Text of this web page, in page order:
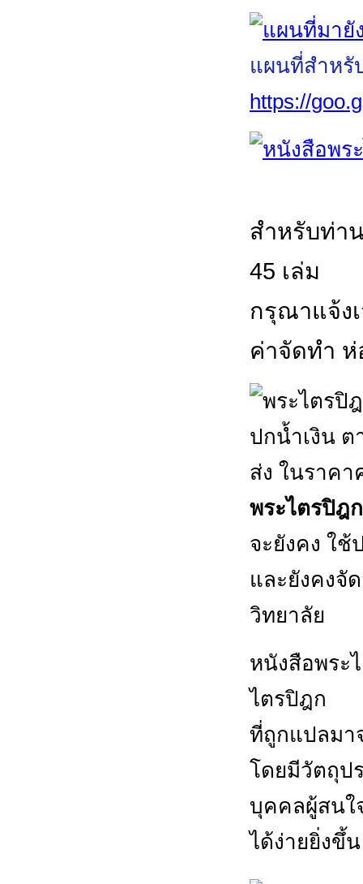
แผนที่สำหรั
https://
สำหรับท่า
45 เล่ม
กรุณาแจ้ง
ค่าจัดทำ ห่
พระไตรปิฎก
จะยังคง ใช้
และยังคงจั
วิทยาลัย
หนังสือพระ
ไตรปิฎก
ที่ถูกแปลมา
โดยมีวัตถุป
บุคคลผู้สนใ
ได้ง่ายยิ่งขึ้น